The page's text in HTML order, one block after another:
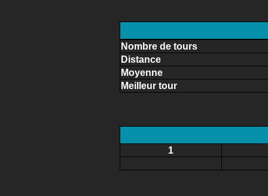
Nombre de tours
Distance
Moyenne
Meilleur tour
1